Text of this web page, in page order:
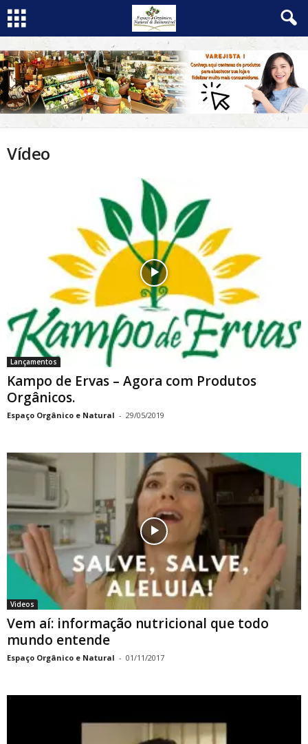
Vídeo
Lançamentos
Kampo de Ervas – Agora com Produtos
Orgânicos.
Espaço Orgânico e Natural - 29/05/2019
Videos
Vem aí: informação nutricional que todo
mundo entende
Espaço Orgânico e Natural - 01/11/2017